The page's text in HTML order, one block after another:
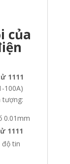
của
1111
100A)
tượng:
0.01mm
1111
tin